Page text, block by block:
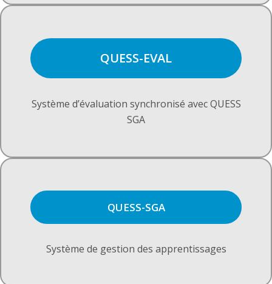
QUESS-EVAL
Système d’évaluation synchronisé avec QUESS
SGA
QUESS-SGA
Système de gestion des apprentissages